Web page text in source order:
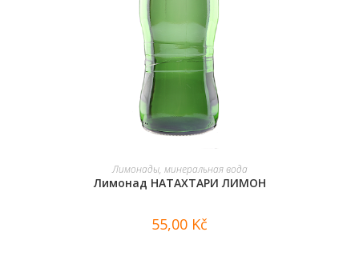
В КОРЗИНУ
Лимонады, минеральная вода
Лимонад НАТАХТАРИ ЛИМОН
55,00 Kč